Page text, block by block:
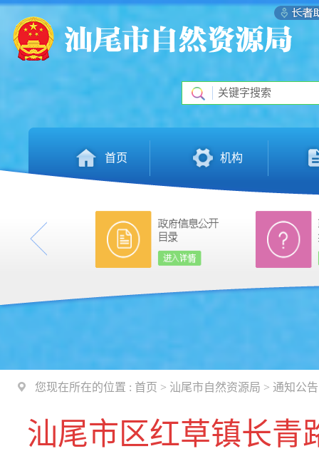
首页 机构
您现在所在的位置 : 首页 > 汕尾市自然资源局 > 通知公告
汕尾市区红草镇长青